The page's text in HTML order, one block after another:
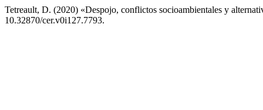
Tetreault, D. (2020) «Despojo, conflictos socioambientales y
10.32870/cer.v0i127.7793.